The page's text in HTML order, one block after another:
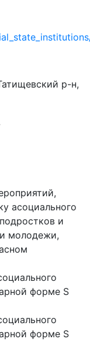
р-н,
асоциального
и
молодежи,
форме S
форме S